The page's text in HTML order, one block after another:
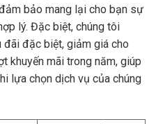
bảo mang lại cho bạn sự
lý. Đặc biệt, chúng tôi
đặc biệt, giảm giá cho
khuyến mãi trong năm, giúp
lựa chọn dịch vụ của chúng